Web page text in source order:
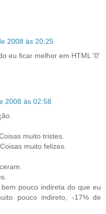
2008 às 20:25
eu ficar melhor em HTML '0'
2008 às 02:58
muito tristes.
muito felizes.
pouco indireta do que eu
pouco indireto, -17% de